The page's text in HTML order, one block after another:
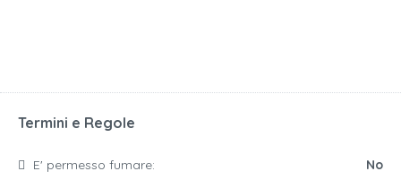
Termini e Regole
E' permesso fumare:
No